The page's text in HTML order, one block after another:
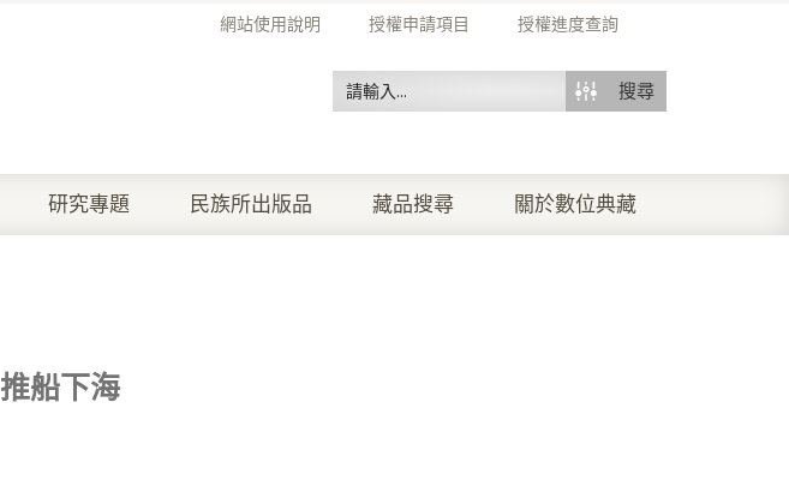
網站使用說明 授權申請項目 授權進度查詢
搜尋
研究專題 民族所出版品 藏品搜尋 關於數位典藏
推船下海